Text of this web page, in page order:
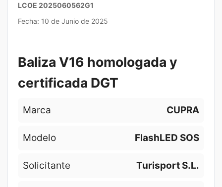
LCOE 2025060562G1
Fecha: 10 de Junio de 2025
Baliza V16 homologada y
certificada DGT
Marca CUPRA
Modelo FlashLED SOS
Solicitante Turisport S.L.